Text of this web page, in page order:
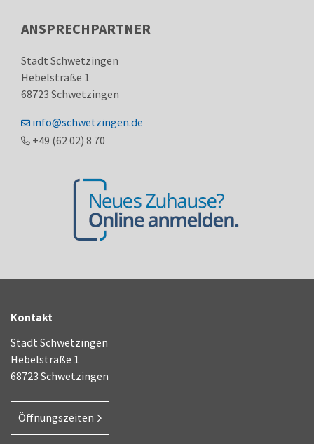
ANSPRECHPARTNER
Stadt Schwetzingen
Hebelstraße 1
68723 Schwetzingen
info@schwetzingen.de
+49 (6202) 8 70
Kontakt
Stadt Schwetzingen
Hebelstraße 1
68723 Schwetzingen
Öffnungszeiten